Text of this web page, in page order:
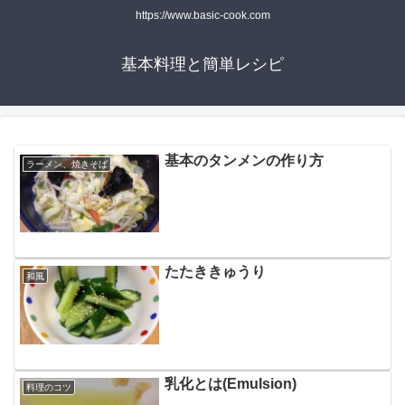
https://www.basic-cook.com
基本料理と簡単レシピ
ラーメン、焼きそば 基本のタンメンの作り方
和風 たたききゅうり
料理のコツ 乳化とは(Emulsion)